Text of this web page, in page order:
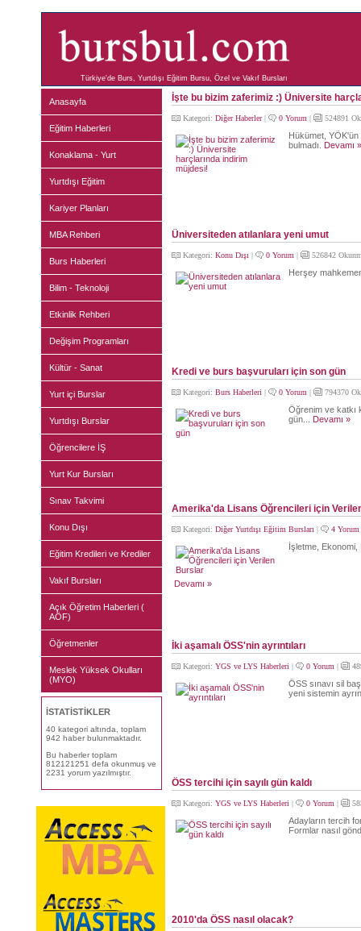
Türkiye'de Burs, Yurtdışı Eğitim Bursu, Özel ve Vakıf Bursları
Anasayfa
Eğitim Haberleri
Konaklama - Yurt
Yurtdışı Eğitim
Kariyer Planları
MBA Rehberi
Burs Haberleri
Bilim - Teknoloji
Etkinlik Rehberi
Değişim Programları
Kültür - Sanat
Yurt içi Burslar
Yurtdışı Burslar
Öğrencilere İŞ
Yurt Kur Bursları
Sınav Takvimi
Konu Dışı
Eğitim Kredileri ve Krediler
Vakıf Bursları
Açık Öğretim Haberleri (
AÖF)
Öğretmenler
Meslek Yüksek Okulları
(MYO)
İSTATİSTİKLER
40 kategori altında, toplam
942 haber bulunmaktadır.
Bu haberler toplam
812121251 defa okunmuş ve
2231 yorum yazılmıştır.
İşte bu bizim zaferimiz :) Üniversite
Kategori: Diğer Haberler| 0 Yorum | 524891
Hükümet, YÖK'ün
bulmadı.
Devamı »
Üniversiteden atılanlara yeni umut
Kategori: Konu Dışı | 0 Yorum | 526842
Herşey
Kredi ve burs başvuruları için son gün
Kategori: Burs Haberleri | 0 Yorum | 794370
Öğrenim ve katkı
gün...
Devamı »
Amerika'da Lisans Öğrencileri için
Kategori: Diğer Yurtdışı Eğitim Bursları | 4 Yorum
İşletme, Ekonomi,
Devamı »
İki aşamalı ÖSS'nin ayrıntıları
Kategori: YGS ve LYS Haberleri | 0 Yorum |
ÖSS sınavı sil
yeni sistemin
ÖSS tercihi için sayılı gün kaldı
Kategori: YGS ve LYS Haberleri | 0 Yorum |
Adayların tercih
Formlar nasıl
2010'da ÖSS nasıl olacak?